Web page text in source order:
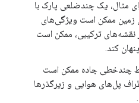
یک چندضلعی پارک با
ممکن است ویژگی‌های
ترکیبی، ممکن است
کند.
جاده ممکن است
پل‌های هوایی و زیرگذرها